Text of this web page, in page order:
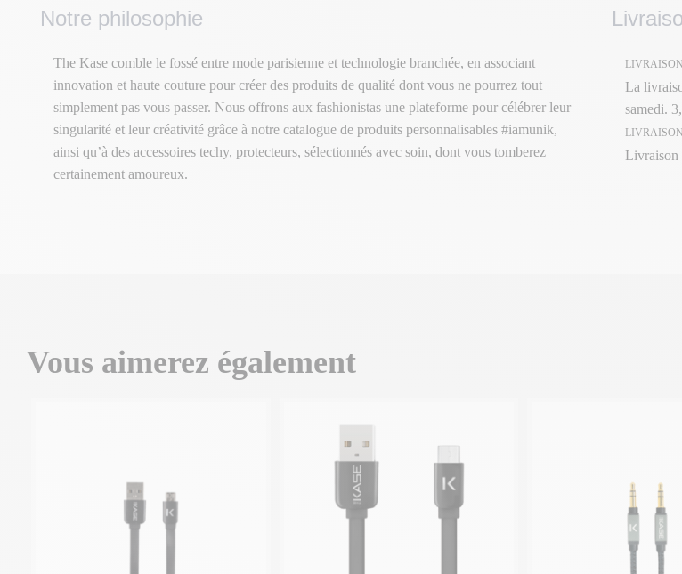
La
samedi.
Livraison
Notre philosophie
The Kase comble le fossé entre mode parisienne et technologie branchée, en associant
innovation et haute couture pour créer des produits de qualité dont vous ne pourrez tout
simplement pas vous passer. Nous offrons aux fashionistas une plateforme pour célébrer leur
singularité et leur créativité grâce à notre catalogue de produits personnalisables #iamunik,
ainsi qu’à des accessoires techy, protecteurs, sélectionnés avec soin, dont vous tomberez
certainement amoureux.
Vous aimerez également